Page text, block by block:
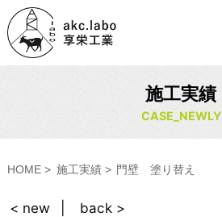
施工実績
CASE_NEWLY
HOME 施工実績 門壁 塗り替え
< new back >